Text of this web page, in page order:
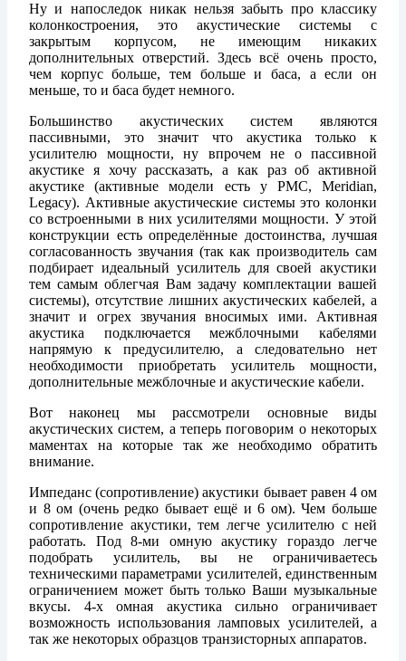
Ну и напоследок никак нельзя забыть про классику
колонкостроения, это акустические системы с
закрытым корпусом, не имеющим никаких
дополнительных отверстий. Здесь всё очень просто,
чем корпус больше, тем больше и баса, а если он
меньше, то и баса будет немного.
Большинство акустических систем являются
пассивными, это значит что акустика только к
усилителю мощности, ну впрочем не о пассивной
акустике я хочу рассказать, а как раз об активной
акустике (активные модели есть у PMC, Meridian,
Legacy). Активные акустические системы это колонки
со встроенными в них усилителями мощности. У этой
конструкции есть определённые достоинства, лучшая
согласованность звучания (так как производитель сам
подбирает идеальный усилитель для своей акустики
тем самым облегчая Вам задачу комплектации вашей
системы), отсутствие лишних акустических кабелей, а
значит и огрех звучания вносимых ими. Активная
акустика подключается межблочными кабелями
напрямую к предусилителю, а следовательно нет
необходимости приобретать усилитель мощности,
дополнительные межблочные и акустические кабели.
Вот наконец мы рассмотрели основные виды
акустических систем, а теперь поговорим о некоторых
маментах на которые так же необходимо обратить
внимание.
Импеданс (сопротивление) акустики бывает равен 4 ом
и 8 ом (очень редко бывает ещё и 6 ом). Чем больше
сопротивление акустики, тем легче усилителю с ней
работать. Под 8-ми омную акустику гораздо легче
подобрать усилитель, вы не ограничиваетесь
техническими параметрами усилителей, единственным
ограничением может быть только Ваши музыкальные
вкусы. 4-х омная акустика сильно ограничивает
возможность использования ламповых усилителей, а
так же некоторых образцов транзисторных аппаратов.